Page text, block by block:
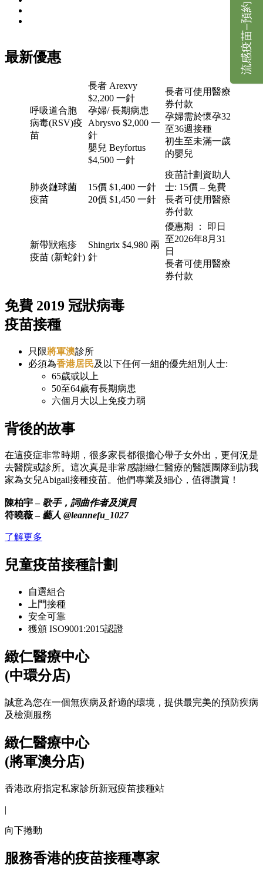
最新優惠
呼吸道合胞
病毒(RSV)疫
苗
長者 Arexvy
$2,200 一針
孕婦/ 長期病患
Abrysvo $2,000 一
針
嬰兒 Beyfortus
$4,500 一針
長者可使用醫療
券付款
孕婦需於懷孕32
至36週接種
初生至未滿一歲
的嬰兒
肺炎鏈球菌
疫苗
15價 $1,400 一針
20價 $1,450 一針
疫苗計劃資助人
士: 15價 – 免費
長者可使用醫療
券付款
新帶狀疱疹
疫苗 (新蛇針)
Shingrix $4,980 兩
針
優惠期 ： 即日
至2026年8月31
日
長者可使用醫療
券付款
免費 2019 冠狀病毒
疫苗接種
只限將軍澳診所
必須為香港居民及以下任何一組的優先組別人士:
65歲或以上
50至64歲有長期病患
六個月大以上免疫力弱
背後的故事
在這疫症非常時期，很多家長都很擔心帶子女外出，更何況是
去醫院或診所。這次真是非常感謝緻仁醫療的醫護團隊到訪我
家為女兒Abigail接種疫苗。他們專業及細心，值得讚賞！
陳柏宇 – 歌手，詞曲作者及演員
符曉薇 –藝人 @leannefu_1027
了解更多
兒童疫苗接種計劃
自選組合
上門接種
安全可靠
獲頒 ISO9001:2015認證
緻仁醫療中心
(中環分店)
誠意為您在一個無疾病及舒適的環境，提供最完美的預防疾病
及檢測服務
緻仁醫療中心
(將軍澳分店)
香港政府指定私家診所新冠疫苗接種站
|
向下捲動
服務香港的疫苗接種專家
流感疫苗–預約